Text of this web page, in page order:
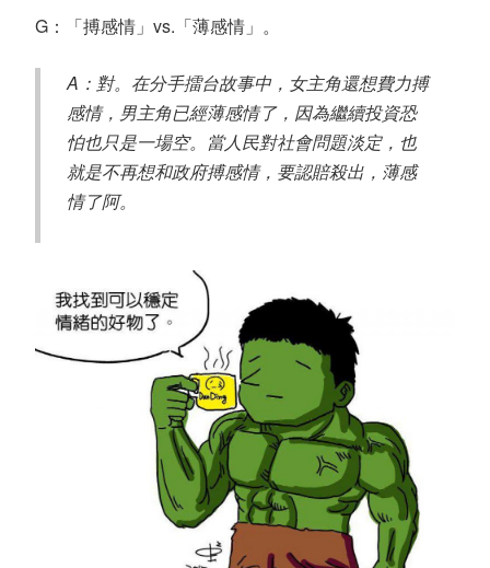
G：「搏感情」vs.「薄感情」。
A：對。在分手擂台故事中，女主角還想費力搏
感情，男主角已經薄感情了，因為繼續投資恐
怕也只是一場空。當人民對社會問題淡定，也
就是不再想和政府搏感情，要認賠殺出，薄感
情了阿。